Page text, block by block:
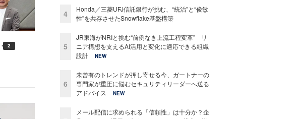
2
4
Honda／三菱UFJ信託銀行が挑む、“統治”と“俊敏
性”を共存させたSnowflake基盤構築
5
JR東海がNRIと挑む“前例なき上流工程変革” リ
ニア構想を支えるAI活用と変化に適応できる組織
設計
NEW
6
未曾有のトレンドが押し寄せる今、ガートナーの
専門家が重圧に悩むセキュリティリーダーへ送る
アドバイス
NEW
メール配信に求められる「信頼性」は十分か？企